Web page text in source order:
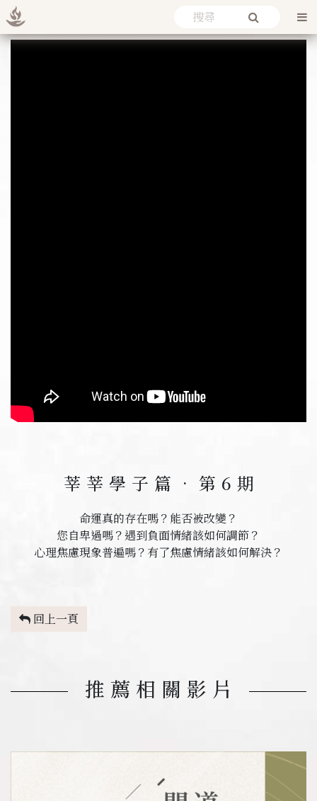
莘莘學子篇•第 6 期
命運真的存在嗎？能否被改變？
您自卑過嗎？遇到負面情緒該如何調節？
心理焦慮現象普遍嗎？有了焦慮情緒該如何解決？
回上一頁
推薦相關影片